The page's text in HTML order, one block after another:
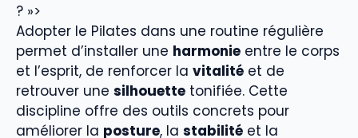
? »>
Adopter le Pilates dans une routine régulière
permet d’installer une harmonie entre le corps
et l’esprit, de renforcer la vitalité et de
retrouver une silhouette tonifiée. Cette
discipline offre des outils concrets pour
améliorer la posture, la stabilité et la